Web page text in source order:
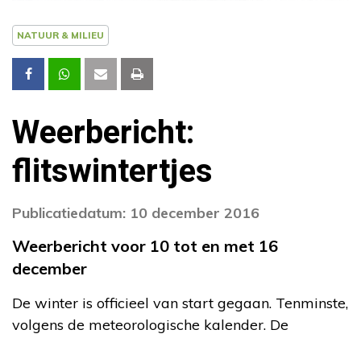
NATUUR & MILIEU
Weerbericht:
flitswintertjes
Publicatiedatum: 10 december 2016
Weerbericht voor 10 tot en met 16
december
De winter is officieel van start gegaan. Tenminste,
volgens de meteorologische kalender. De